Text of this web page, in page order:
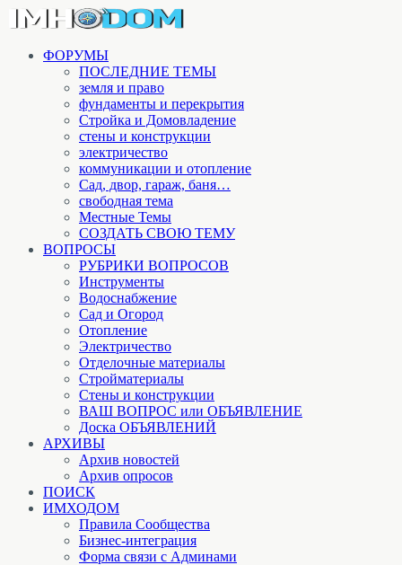
ФОРУМЫ
ПОСЛЕДНИЕ ТЕМЫ
земля и право
фундаменты и перекрытия
Стройка и Домовладение
стены и конструкции
электричество
коммуникации и отопление
Cад, двор, гараж, баня…
свободная тема
Местные Темы
СОЗДАТЬ СВОЮ ТЕМУ
ВОПРОСЫ
РУБРИКИ ВОПРОСОВ
Инструменты
Водоснабжение
Сад и Огород
Отопление
Электричество
Отделочные материалы
Стройматериалы
Стены и конструкции
ВАШ ВОПРОС или ОБЪЯВЛЕНИЕ
Доска ОБЪЯВЛЕНИЙ
АРХИВЫ
Архив новостей
Архив опросов
ПОИСК
ИМХОДОМ
Правила Сообщества
Бизнес-интеграция
Форма связи с Админами